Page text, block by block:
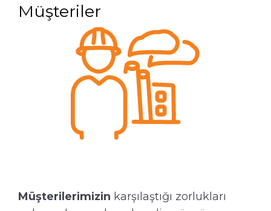
Müşteriler
Müşterilerimizin karşılaştığı zorlukları